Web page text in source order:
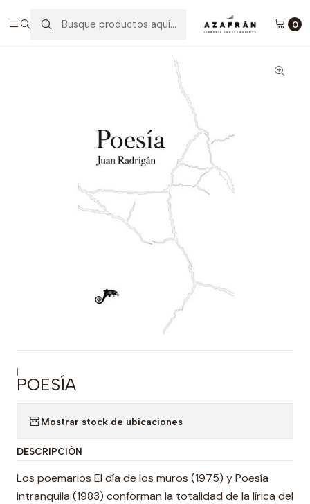
0
Poesía
|
POESÍA
Mostrar stock de ubicaciones
DESCRIPCIÓN
Los poemarios El día de los muros (1975) y Poesía
intranquila (1983) conforman la totalidad de la lírica del